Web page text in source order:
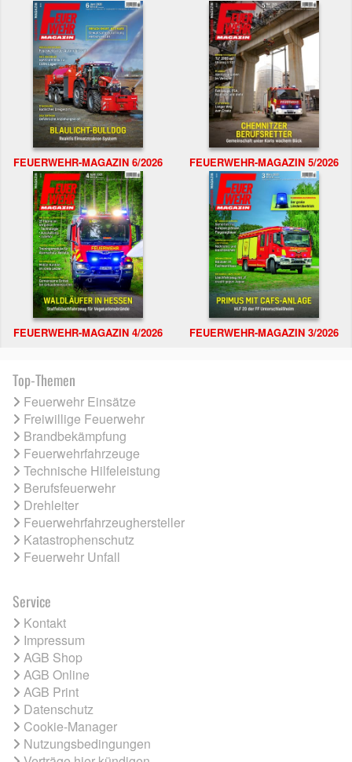
FEUERWEHR-MAGAZIN 6/2026 FEUERWEHR-MAGAZIN 5/2026
FEUERWEHR-MAGAZIN 4/2026 FEUERWEHR-MAGAZIN 3/2026
Top-Themen
Feuerwehr Einsätze
Freiwillige Feuerwehr
Brandbekämpfung
Feuerwehrfahrzeuge
Technische Hilfeleistung
Berufsfeuerwehr
Drehleiter
Feuerwehrfahrzeughersteller
Katastrophenschutz
Feuerwehr Unfall
Service
Kontakt
Impressum
AGB Shop
AGB Online
AGB Print
Datenschutz
Cookie-Manager
Nutzungsbedingungen